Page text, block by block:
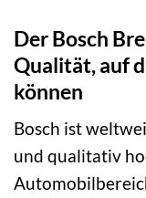
Der Bosch
Qualität, auf
können
Bosch ist
und qualitativ